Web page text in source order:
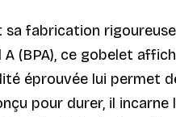
fabrication
(BPA), ce gobelet
éprouvée lui permet
pour durer, il